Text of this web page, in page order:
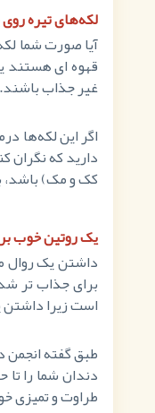
لکه‌های تیره
آیا صورت شما
قهوه ای هستند
غیر جذاب باشند.
اگر این لکه‌ها
دارید که نگران
کک و مک) باشد،
یک روتین خوب
داشتن یک روال
برای جذاب تر
است زیرا
طبق گفته انجمن
دندان شما را
طراوت و تمیزی